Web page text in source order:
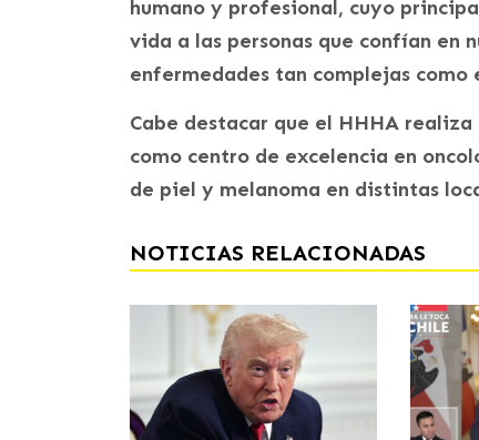
humano y profesional, cuyo
vida a las personas que confían
enfermedades tan complejas como
Cabe destacar que el HHHA
como centro de excelencia en
de piel y melanoma en distintas
NOTICIAS RELACIONADAS